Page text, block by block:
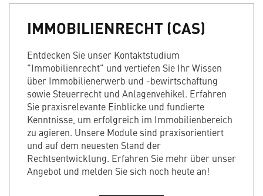
IMMOBILIENRECHT (CAS)
Entdecken Sie unser Kontaktstudium
"Immobilienrecht" und vertiefen Sie Ihr Wissen
über Immobilienerwerb und -bewirtschaftung
sowie Steuerrecht und Anlagenvehikel. Erfahren
Sie praxisrelevante Einblicke und fundierte
Kenntnisse, um erfolgreich im Immobilienbereich
zu agieren. Unsere Module sind praxisorientiert
und auf dem neuesten Stand der
Rechtsentwicklung. Erfahren Sie mehr über unser
Angebot und melden Sie sich noch heute an!